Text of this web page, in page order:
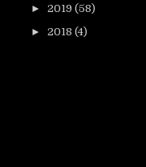
► 2019 (58)
► 2018 (4)